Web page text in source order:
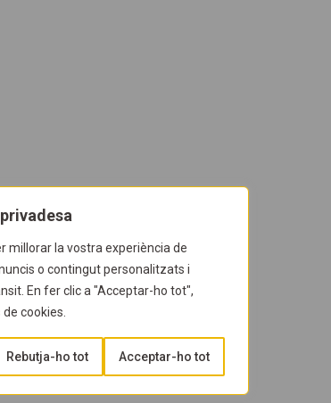
millorar la vostra experiència de
o contingut personalitzats i
En fer clic a "Acceptar-ho tot",
cookies.
Rebutja-ho tot Acceptar-ho tot